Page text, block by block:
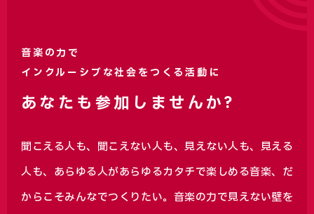
音楽の力で
インクルーシブな社会をつくる活動に
あなたも参加しませんか?
聞こえる人も、聞こえない人も、見えない人も、見える
人も、あらゆる人があらゆるカタチで楽しめる音楽、 だ
からこそみんなでつくりたい。音楽の力で見えない壁を